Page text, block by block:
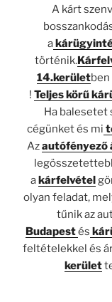
A kárt
a
történik.
14.kerület
! Teljes körű
Ha balesetet
cégünket és mi
Azautófényező
akárfelvétel
olyan feladat,
tűnik az
Budapestés
feltételekkel és
kerület